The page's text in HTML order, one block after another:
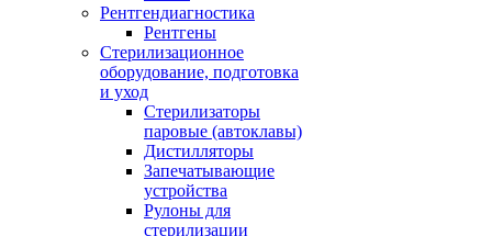
Рентгендиагностика
Рентгены
Стерилизационное
оборудование, подготовка
и уход
Стерилизаторы
паровые (автоклавы)
Дистилляторы
Запечатывающие
устройства
Рулоны для
стерилизации